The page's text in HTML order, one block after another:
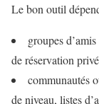
Le bon outil
groupes
de réservation
communautés
de niveau, listes